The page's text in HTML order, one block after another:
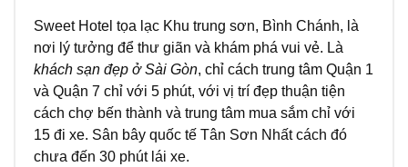
Sweet Hotel tọa lạc Khu trung sơn, Bình Chánh, là
nơi lý tưởng để thư giãn và khám phá vui vẻ. Là
khách sạn đẹp ở Sài Gòn, chỉ cách trung tâm Quận 1
và Quận 7 chỉ với 5 phút, với vị trí đẹp thuận tiện
cách chợ bến thành và trung tâm mua sắm chỉ với
15 đi xe. Sân bây quốc tế Tân Sơn Nhất cách đó
chưa đến 30 phút lái xe.